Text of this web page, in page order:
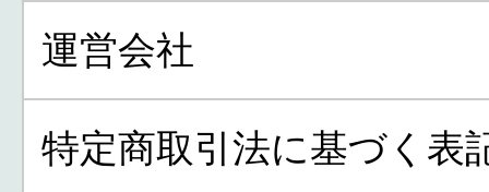
運営会社
特定商取引法に基づく表